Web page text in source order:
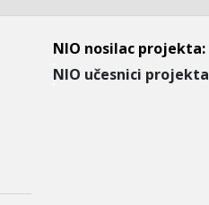
NIO nosilac projekta:
NIO učesnici projekta